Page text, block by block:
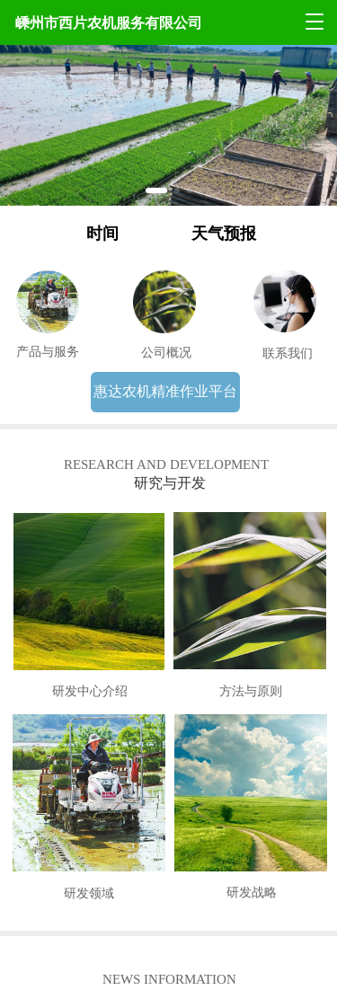
嵊州市西片农机服务有限公司
T
g
g
l
e
n
a
v
i
g
n
产品与服务 公司概况 联系我们
惠达农机精准作业平台
时间 天气预报
RESEARCH AND DEVELOPMENT
研究与开发
研发中心介绍 方法与原则
研发领域 研发战略
NEWS INFORMATION